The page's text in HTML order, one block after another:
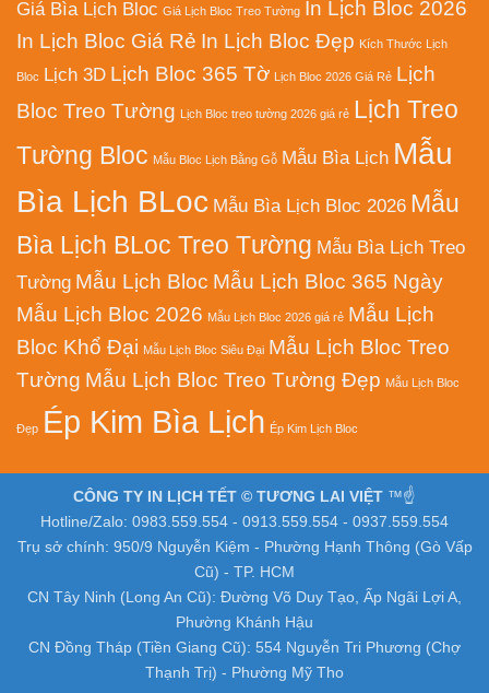
Giá Bìa Lịch Bloc Giá Lịch Bloc Treo Tường In Lịch Bloc 2026
In Lịch Bloc Giá Rẻ In Lịch Bloc Đẹp Kích Thước Lịch
Bloc Lịch 3D Lịch Bloc 365 Tờ Lịch Bloc 2026 Giá Rẻ Lịch
Bloc Treo Tường Lịch Bloc treo tường 2026 giá rẻ Lịch Treo
Tường Bloc Mẫu Bloc Lịch Bằng Gỗ Mẫu Bìa Lịch Mẫu
Bìa Lịch BLoc Mẫu Bìa Lịch Bloc 2026 Mẫu
Bìa Lịch BLoc Treo Tường Mẫu Bìa Lịch Treo
Tường Mẫu Lịch Bloc Mẫu Lịch Bloc 365 Ngày
Mẫu Lịch Bloc 2026 Mẫu Lịch Bloc 2026 giá rẻ Mẫu Lịch
Bloc Khổ Đại Mẫu Lịch Bloc Siêu Đại Mẫu Lịch Bloc Treo
Tường Mẫu Lịch Bloc Treo Tường Đẹp Mẫu Lịch Bloc
Đẹp Ép Kim Bìa Lịch Ép Kim Lịch Bloc
CÔNG TY IN LỊCH TẾT © TƯƠNG LAI VIỆT ™☝️
Hotline/Zalo: 0983.559.554 - 0913.559.554 - 0937.559.554
Trụ sở chính: 950/9 Nguyễn Kiệm - Phường Hạnh Thông (Gò Vấp
Cũ) - TP. HCM
CN Tây Ninh (Long An Cũ): Đường Võ Duy Tạo, Ấp Ngãi Lợi A,
Phường Khánh Hậu
CN Đồng Tháp (Tiền Giang Cũ): 554 Nguyễn Tri Phương (Chợ
Thạnh Trị) - Phường Mỹ Tho